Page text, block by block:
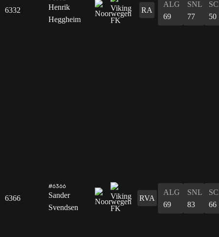
6332
Henrik
Heggheim
RA
ALG
69
SNL
77
50
6366
#6366
Sander
Svendsen
RVA
ALG
69
SNL
83
66